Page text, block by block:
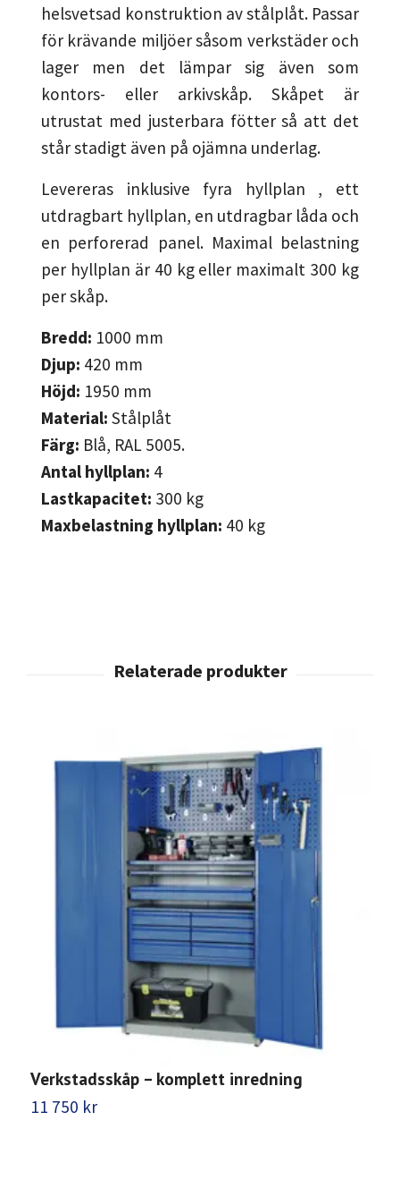
helsvetsad konstruktion av stålplåt. Passar
för krävande miljöer såsom verkstäder och
lager men det lämpar sig även som
kontors- eller arkivskåp. Skåpet är
utrustat med justerbara fötter så att det
står stadigt även på ojämna underlag.
Levereras inklusive fyra hyllplan , ett
utdragbart hyllplan, en utdragbar låda och
en perforerad panel. Maximal belastning
per hyllplan är 40 kg eller maximalt 300 kg
per skåp.
Bredd: 1000 mm
Djup: 420 mm
Höjd: 1950 mm
Material: Stålplåt
Färg: Blå, RAL 5005.
Antal hyllplan: 4
Lastkapacitet: 300 kg
Maxbelastning hyllplan: 40 kg
Verkstadsskåp – komplett inredning
11 750 kr